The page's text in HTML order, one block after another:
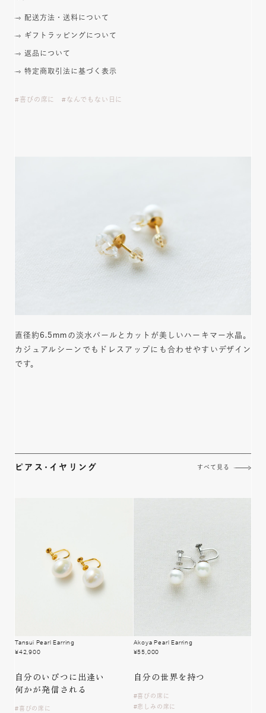
配送方法・送料について
ギフトラッピングについて
返品について
特定商取引法に基づく表示
喜びの席に なんでもない日に
直径約6.5mmの淡水パールとカットが美しいハーキマー水晶。
カジュアルシーンでもドレスアップにも合わせやすいデザイン
です。
ピアス･イヤリング すべて見る
Tansui Pearl Earring
¥42,900
自分のいびつに出逢い
何かが発信される
喜びの席に
Akoya Pearl Earring
¥55,000
自分の世界を持つ
喜びの席に
悲しみの席に